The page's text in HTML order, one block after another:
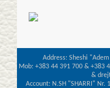
Address: Sheshi
Mob: +383 44 391 700 & +383
&
Account: N.SH "SHARRI" Nr.